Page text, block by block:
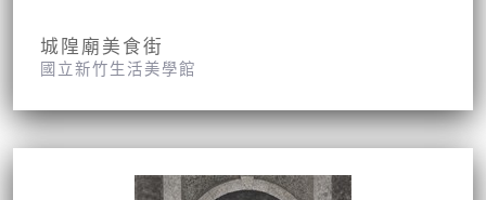
城隍廟美食街
國立新竹生活美學館